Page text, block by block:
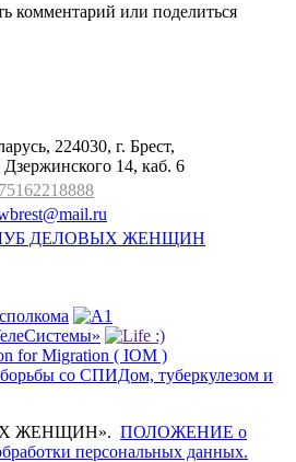
комментарий или поделиться
224030, г. Брест,
Дзержинского 14, каб. 6
ДЕЛОВЫХ ЖЕНЩИН
ЖЕНЩИН». ПОЛОЖЕНИЕ о
персональных данных.